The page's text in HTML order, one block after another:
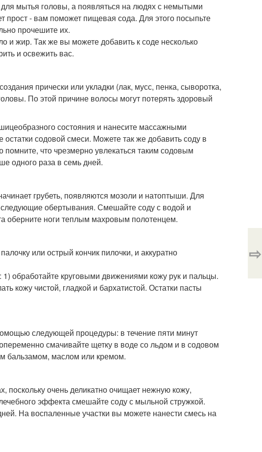
для мытья головы, а появляться на людях с немытыми
прост - вам поможет пищевая сода. Для этого посыпьте
прочешите их.
и жир. Так же вы можете добавить к соде несколько
и освежить вас.
прически или укладки (лак, мусс, пенка, сыворотка,
По этой причине волосы могут потерять здоровый
состояния и нанесите массажными
содовой смеси. Можете так же добавить соду в
что чрезмерно увлекаться таким содовым
одного раза в семь дней.
грубеть, появляются мозоли и натоптыши. Для
обертывания. Смешайте соду с водой и
оберните ноги теплым махровым полотенцем.
или острый кончик пилочки, и аккуратно
обработайте круговыми движениями кожу рук и пальцы.
кожу чистой, гладкой и бархатистой. Остатки пасты
следующей процедуры: в течение пяти минут
смачивайте щетку в воде со льдом и в содовом
бальзамом, маслом или кремом.
очень деликатно очищает нежную кожу,
эффекта смешайте соду с мыльной стружкой.
На воспаленные участки вы можете нанести смесь на
⇨